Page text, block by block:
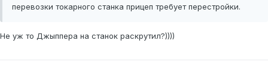
перевозки токарного станка прицеп требует перестройки.
Не уж то Джыппера на станок раскрутил?))))